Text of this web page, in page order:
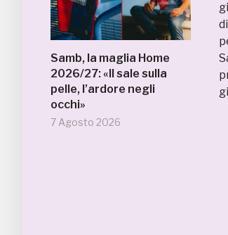
Samb, la maglia Home
2026/27: «Il sale sulla
pelle, l’ardore negli
occhi»
7 Agosto 2026